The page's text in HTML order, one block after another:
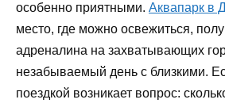
особенно приятными. Аквапарк в
место, где можно освежиться,
адреналина на захватывающих
незабываемый день с близкими.
поездкой возникает вопрос: